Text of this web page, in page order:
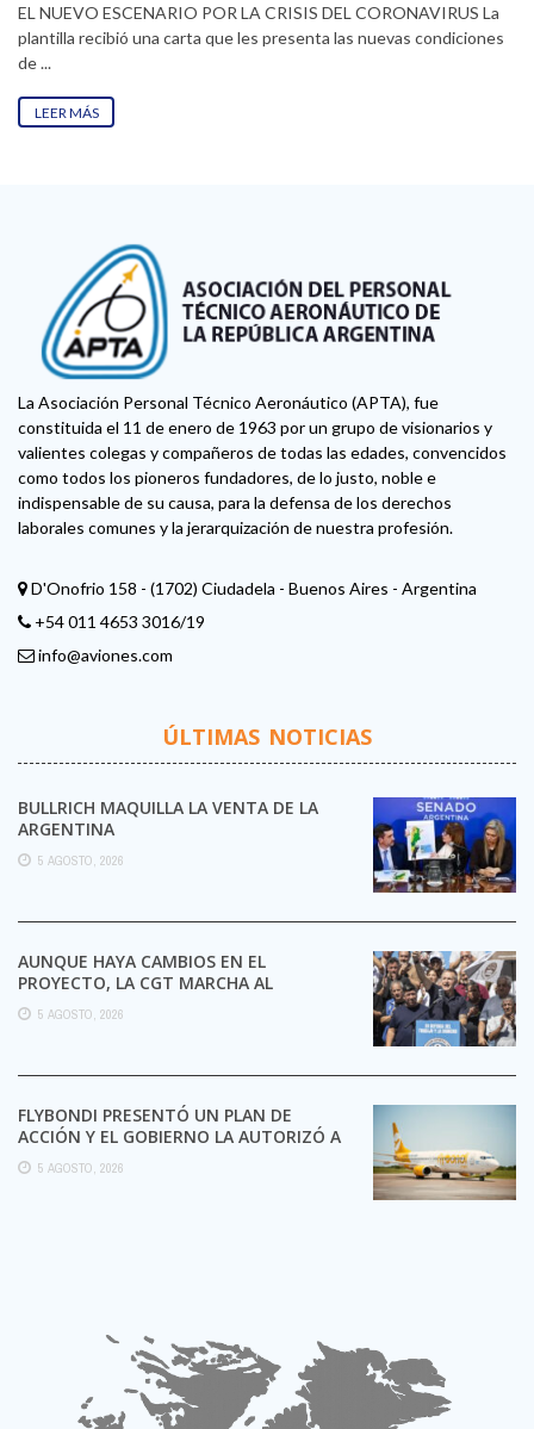
EL NUEVO ESCENARIO POR LA CRISIS DEL CORONAVIRUS La
plantilla recibió una carta que les presenta las nuevas condiciones
de ...
LEER MÁS
La Asociación Personal Técnico Aeronáutico (APTA), fue
constituida el 11 de enero de 1963 por un grupo de visionarios y
valientes colegas y compañeros de todas las edades, convencidos
como todos los pioneros fundadores, de lo justo, noble e
indispensable de su causa, para la defensa de los derechos
laborales comunes y la jerarquización de nuestra profesión.
D'Onofrio 158 - (1702) Ciudadela - Buenos Aires - Argentina
+54 011 4653 3016/19
info@aviones.com
ÚLTIMAS NOTICIAS
BULLRICH MAQUILLA LA VENTA DE LA
ARGENTINA
5 AGOSTO, 2026
AUNQUE HAYA CAMBIOS EN EL
PROYECTO, LA CGT MARCHA AL
CONGRESO CONTRA LA LEY DE ...
5 AGOSTO, 2026
FLYBONDI PRESENTÓ UN PLAN DE
ACCIÓN Y EL GOBIERNO LA AUTORIZÓ A
SEGUIR OPERANDO
5 AGOSTO, 2026